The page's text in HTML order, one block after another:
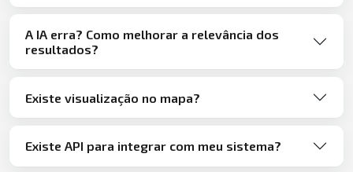
A IA erra? Como melhorar a relevância dos
resultados?
Existe visualização no mapa?
Existe API para integrar com meu sistema?